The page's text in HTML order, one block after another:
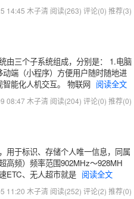
14:45 木子清 阅读(263) 评论(0) 推荐(3)
由三个子系统组成，分别是： 1.电脑
端（小程序）方便用户随时随地进
能化人机交互。 物联网 阅读全文
08:47 木子清 阅读(204) 评论(0) 推荐(0)
用于标识、存储个人唯一信息，同属
高频）频率范围902MHz～928MH
ETC、无人超市就是 阅读全文
11:20 木子清 阅读(252) 评论(2) 推荐(0)